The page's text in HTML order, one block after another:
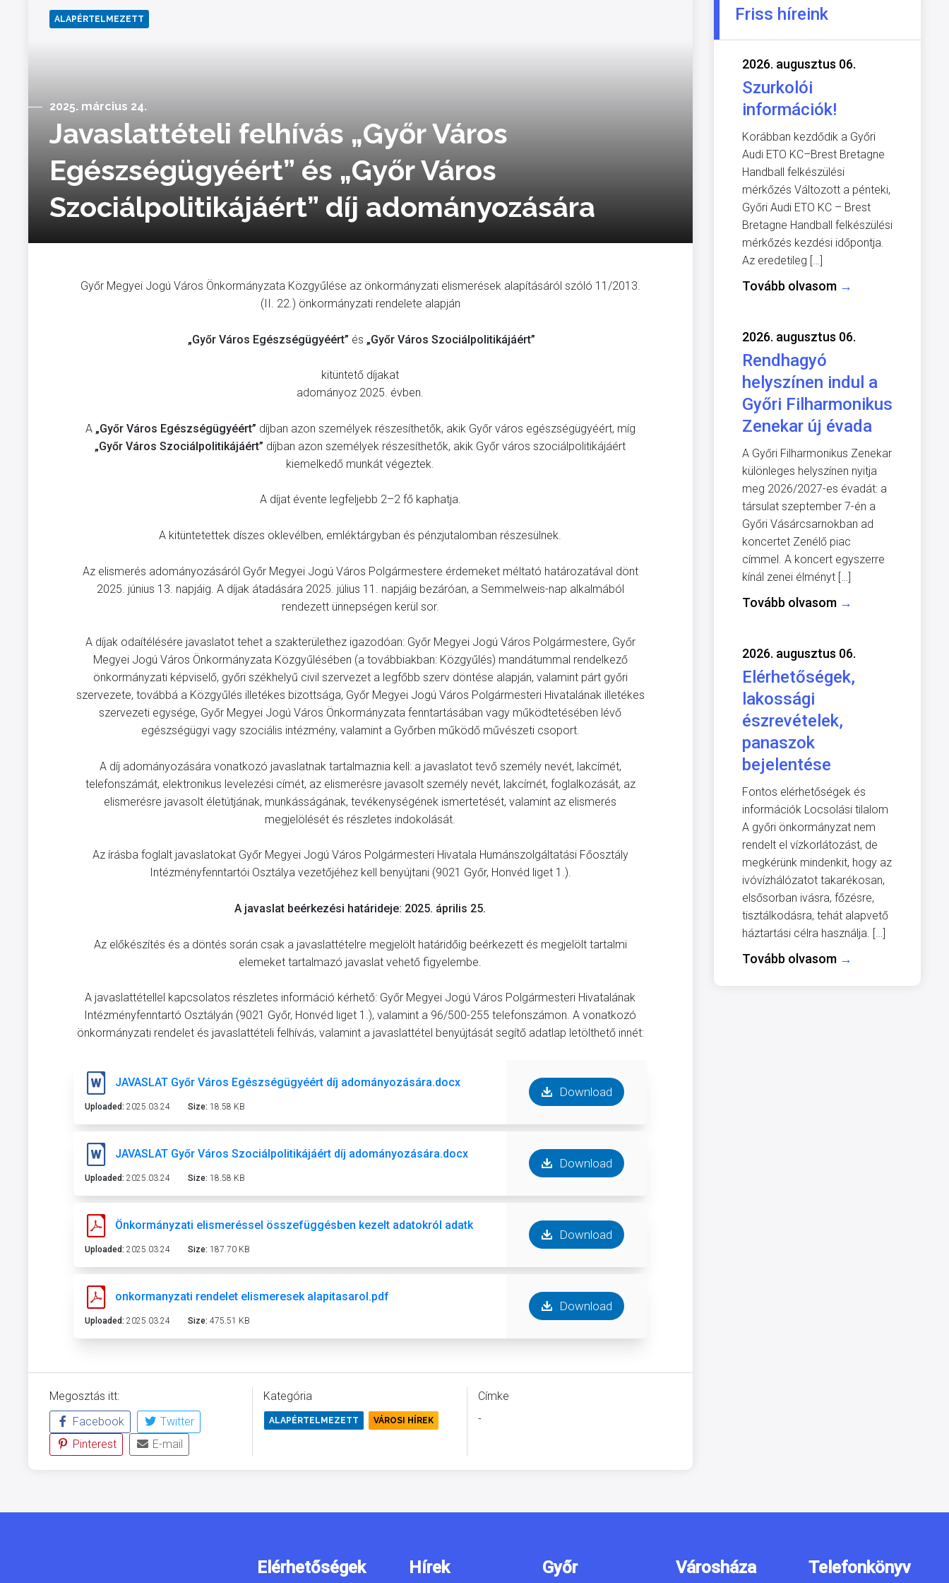
ALAPÉRTELMEZETT
2025. március 24.
Javaslattételi felhívás „Győr Város
Egészségügyéért” és „Győr Város
Szociálpolitikájáért” díj adományozására
Győr Megyei Jogú Város Önkormányzata Közgyűlése az önkormányzati elismerések alapításáról szóló 11/2013.
(II. 22.) önkormányzati rendelete alapján
„Győr Város Egészségügyéért” és „Győr Város Szociálpolitikájáért”
kitüntető díjakat
adományoz 2025. évben.
A „Győr Város Egészségügyéért” díjban azon személyek részesíthetők, akik Győr város egészségügyéért, míg
„Győr Város Szociálpolitikájáért” díjban azon személyek részesíthetők, akik Győr város szociálpolitikájáért
kiemelkedő munkát végeztek.
A díjat évente legfeljebb 2–2 fő kaphatja.
A kitüntetettek díszes oklevélben, emléktárgyban és pénzjutalomban részesülnek.
Az elismerés adományozásáról Győr Megyei Jogú Város Polgármestere érdemeket méltató határozatával dönt
2025. június 13. napjáig. A díjak átadására 2025. július 11. napjáig bezáróan, a Semmelweis-nap alkalmából
rendezett ünnepségen kerül sor.
A díjak odaítélésére javaslatot tehet a szakterülethez igazodóan: Győr Megyei Jogú Város Polgármestere, Győr
Megyei Jogú Város Önkormányzata Közgyűlésében (a továbbiakban: Közgyűlés) mandátummal rendelkező
önkormányzati képviselő, győri székhelyű civil szervezet a legfőbb szerv döntése alapján, valamint párt győri
szervezete, továbbá a Közgyűlés illetékes bizottsága, Győr Megyei Jogú Város Polgármesteri Hivatalának illetékes
szervezeti egysége, Győr Megyei Jogú Város Önkormányzata fenntartásában vagy működtetésében lévő
egészségügyi vagy szociális intézmény, valamint a Győrben működő művészeti csoport.
A díj adományozására vonatkozó javaslatnak tartalmaznia kell: a javaslatot tevő személy nevét, lakcímét,
telefonszámát, elektronikus levelezési címét, az elismerésre javasolt személy nevét, lakcímét, foglalkozását, az
elismerésre javasolt életútjának, munkásságának, tevékenységének ismertetését, valamint az elismerés
megjelölését és részletes indokolását.
Az írásba foglalt javaslatokat Győr Megyei Jogú Város Polgármesteri Hivatala Humánszolgáltatási Főosztály
Intézményfenntartói Osztálya vezetőjéhez kell benyújtani (9021 Győr, Honvéd liget 1.).
A javaslat beérkezési határideje: 2025. április 25.
Az előkészítés és a döntés során csak a javaslattételre megjelölt határidőig beérkezett és megjelölt tartalmi
elemeket tartalmazó javaslat vehető figyelembe.
A javaslattétellel kapcsolatos részletes információ kérhető: Győr Megyei Jogú Város Polgármesteri Hivatalának
Intézményfenntartó Osztályán (9021 Győr, Honvéd liget 1.), valamint a 96/500-255 telefonszámon. A vonatkozó
önkormányzati rendelet és javaslattételi felhívás, valamint a javaslattétel benyújtását segítő adatlap letölthető innét:
JAVASLAT Győr Város Egészségügyéért díj adományozására.docx
Uploaded: 2025.03.24 Size: 18.58 KB
Download
JAVASLAT Győr Város Szociálpolitikájáért díj adományozására.docx
Uploaded: 2025.03.24 Size: 18.58 KB
Download
Önkormányzati elismeréssel összefüggésben kezelt adatokról adatkezelési_ .pdf
Uploaded: 2025.03.24 Size: 187.70 KB
Download
onkormanyzati rendelet elismeresek alapitasarol.pdf
Uploaded: 2025.03.24 Size: 475.51 KB
Download
Megosztás itt:
Facebook
Twitter
Pinterest
E-mail
Kategória
ALAPÉRTELMEZETT VÁROSI HÍREK
Címke
-
Friss híreink
2026. augusztus 06.
Szurkolói
információk!
Korábban kezdődik a Győri
Audi ETO KC–Brest Bretagne
Handball felkészülési
mérkőzés Változott a pénteki,
Győri Audi ETO KC – Brest
Bretagne Handball felkészülési
mérkőzés kezdési időpontja.
Az eredetileg […]
Tovább olvasom →
2026. augusztus 06.
Rendhagyó
helyszínen indul a
Győri Filharmonikus
Zenekar új évada
A Győri Filharmonikus Zenekar
különleges helyszínen nyitja
meg 2026/2027-es évadát: a
társulat szeptember 7-én a
Győri Vásárcsarnokban ad
koncertet Zenélő piac
címmel. A koncert egyszerre
kínál zenei élményt […]
Tovább olvasom →
2026. augusztus 06.
Elérhetőségek,
lakossági
észrevételek,
panaszok
bejelentése
Fontos elérhetőségek és
információk Locsolási tilalom
A győri önkormányzat nem
rendelt el vízkorlátozást, de
megkérünk mindenkit, hogy az
ivóvízhálózatot takarékosan,
elsősorban ivásra, főzésre,
tisztálkodásra, tehát alapvető
háztartási célra használja. […]
Tovább olvasom →
Elérhetőségek Hírek Győr Városháza Telefonkönyv